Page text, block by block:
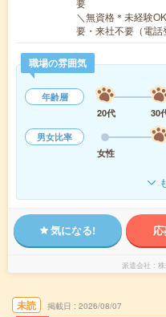
要
＼無資格＊未経験
要・来社不要（電
職場の雰囲気
年齢層
20代
30
男女比率
女性
気になる!
派遣会社
未読 掲載日 2026/08/07